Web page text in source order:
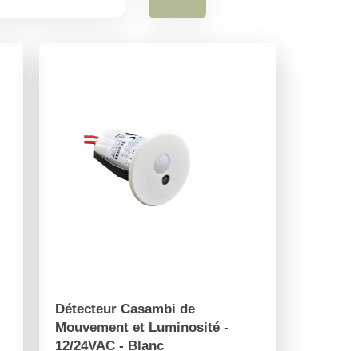
Détecteur Casambi de
Mouvement et Luminosité -
12/24VAC - Blanc